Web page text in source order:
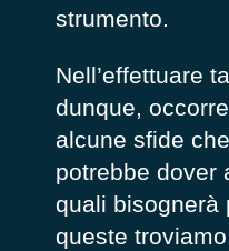
strumento.
Nell’effettuare
dunque,
alcune sfide
potrebbe dover
quali bisognerà
queste